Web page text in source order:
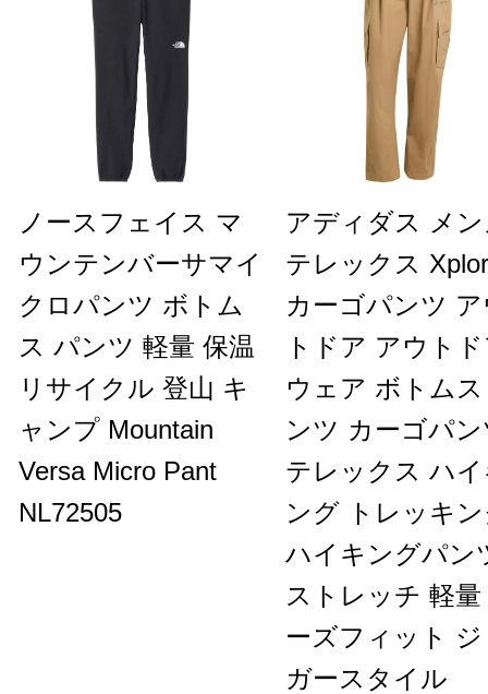
ノースフェイス マ
ウンテンバーサマイ
クロパンツ ボトム
ス パンツ 軽量 保温
リサイクル 登山 キ
ャンプ Mountain
Versa Micro Pant
NL72505
アディダス メ
テレックス
カーゴパンツ
トドア アウト
ウェア ボトム
ンツ カーゴパ
テレックス ハ
ング トレッキ
ハイキングパン
ストレッチ 軽
ーズフィット
ガースタイル